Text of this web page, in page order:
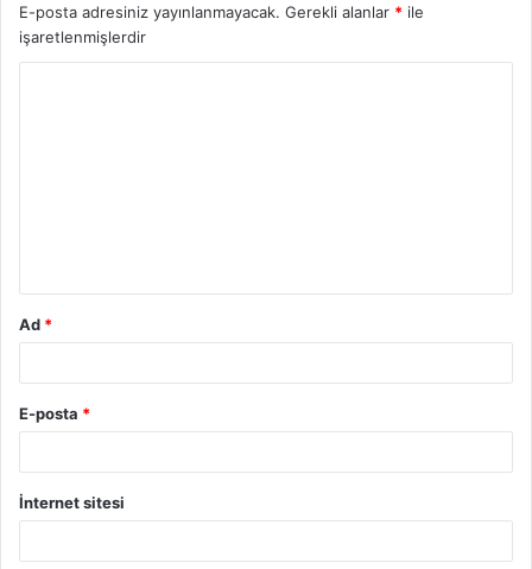
E-posta adresiniz yayınlanmayacak. Gerekli alanlar * ile
işaretlenmişlerdir
Ad *
E-posta *
İnternet sitesi